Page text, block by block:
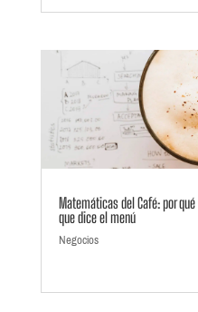
Matemáticas del Café: por
que dice el menú
Negocios